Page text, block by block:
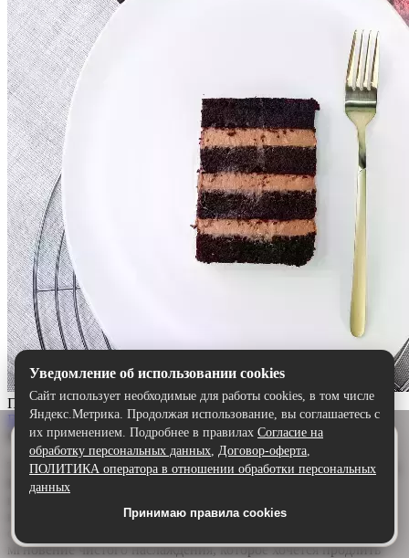
Прага
Выбрать
Описание:
Торт «Прага» — шоколадный шедевр для истинных гурманов.
Воздушный бисквит, щедро пропитанный ароматным
нежный сливочно-шоколадный крем обволакивает язык,
создавая идеальную гармонию. Каждый кусочек — это
мгновение чистого наслаждения, которое хочется продлить
Удобнее в приложении
Скачайте приложение — быстрее и комфортнее,
чем через сайт.
Скачать в Google Play
Уведомление об использовании cookies
Сайт использует необходимые для работы cookies, в том числе
Яндекс.Метрика. Продолжая использование, вы соглашаетесь с
их применением. Подробнее в правилах Согласие на
обработку персональных данных, Договор-оферта,
ПОЛИТИКА оператора в отношении обработки персональных
данных
Принимаю правила cookies